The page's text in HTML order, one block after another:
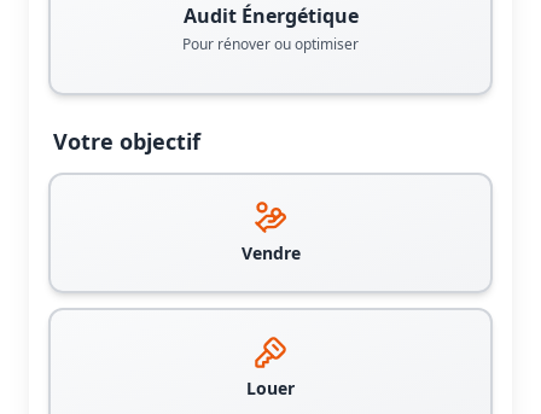
Audit Énergétique
Pour rénover ou optimiser
Votre objectif
Vendre
Louer